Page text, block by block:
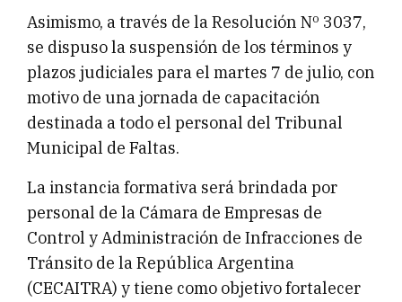
Asimismo, a través de la Resolución Nº 3037,
se dispuso la suspensión de los términos y
plazos judiciales para el martes 7 de julio, con
motivo de una jornada de capacitación
destinada a todo el personal del Tribunal
Municipal de Faltas.
La instancia formativa será brindada por
personal de la Cámara de Empresas de
Control y Administración de Infracciones de
Tránsito de la República Argentina
(CECAITRA) y tiene como objetivo fortalecer